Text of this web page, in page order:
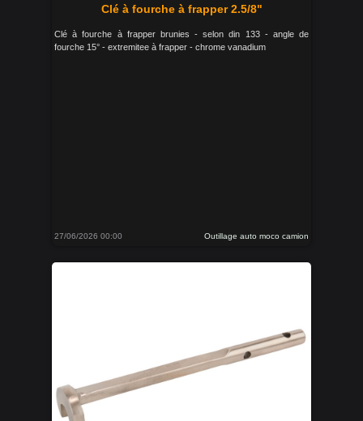
Clé à fourche à frapper 2.5/8"
Clé à fourche à frapper brunies - selon din 133 - angle de
fourche 15° - extremitee à frapper - chrome vanadium
27/06/2026 00:00 Outillage auto moco camion